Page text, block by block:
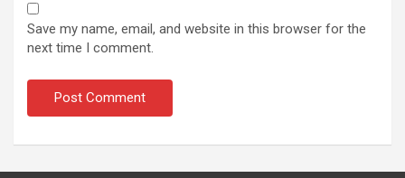
Save my name, email, and website in this browser for the
next time I comment.